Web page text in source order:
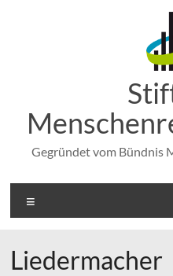
Gegründet vom Bündnis
Liedermacher